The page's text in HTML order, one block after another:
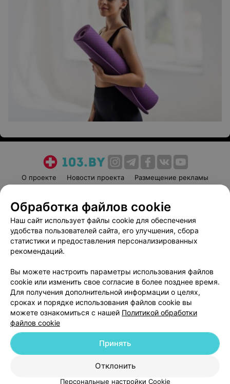
О проекте Новости проекта
Размещение рекламы
Пользовательское соглашение
Способы оплаты
Вакансии
Партнеры
Написать руководителю 103.by
Обработка персональных данных
© 2026 ООО «Артокс Лаб», УНП 191700409 | 220012, Республика Беларусь,
Служба поддержки +375 291212755
Обработка файлов cookie
Наш сайт использует файлы cookie для обеспечения
удобства пользователей сайта, его улучшения, сбора
статистики и предоставления персонализированных
рекомендаций.
Вы можете настроить параметры использования файлов
cookie или изменить свое согласие в более позднее время.
Для получения дополнительной информации о целях,
сроках и порядке использования файлов cookie вы
можете ознакомиться с нашей Политикой обработки
файлов cookie
Отклонить
Принять
Персональные настройки Cookie